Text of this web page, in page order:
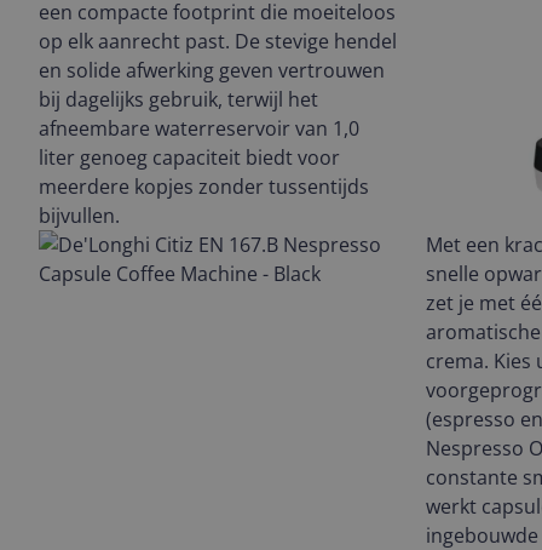
een compacte footprint die moeiteloos
op elk aanrecht past. De stevige hendel
en solide afwerking geven vertrouwen
bij dagelijks gebruik, terwijl het
afneembare waterreservoir van 1,0
liter genoeg capaciteit biedt voor
meerdere kopjes zonder tussentijds
bijvullen.
Met een
snelle
zet je met
crema. Kies
(espresso
Nespresso
constante
werkt